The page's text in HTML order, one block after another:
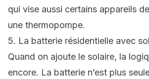
qui vise aussi certains appareils
une thermopompe.
5. La batterie résidentielle avec
Quand on ajoute le solaire, la
encore. La batterie n’est plus